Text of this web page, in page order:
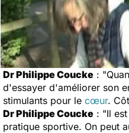
Dr Philippe Coucke :
d'essayer d'améliorer son
stimulants pour le cœur.
Dr Philippe Coucke : "Il
pratique sportive. On peut